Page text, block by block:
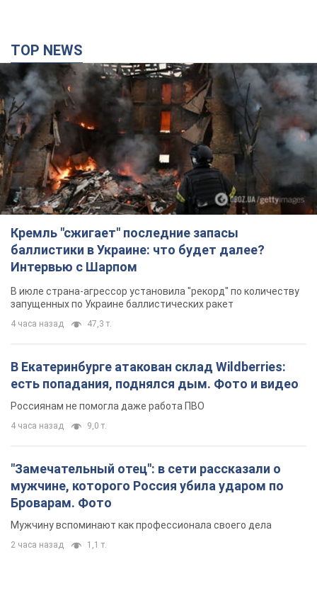
TOP NEWS
Кремль "сжигает" последние запасы
баллистики в Украине: что будет далее?
Интервью с Шарпом
В июле страна-агрессор установила "рекорд" по количеству
запущенных по Украине баллистических ракет
4 часа назад 47,3 т.
В Екатеринбурге атакован склад Wildberries:
есть попадания, поднялся дым. Фото и видео
Россиянам не помогла даже работа ПВО
4 часа назад 9,0 т.
"Замечательный отец": в сети рассказали о
мужчине, которого Россия убила ударом по
Броварам. Фото
Мужчину вспоминают как профессионала своего дела
2 часа назад 1,1 т.